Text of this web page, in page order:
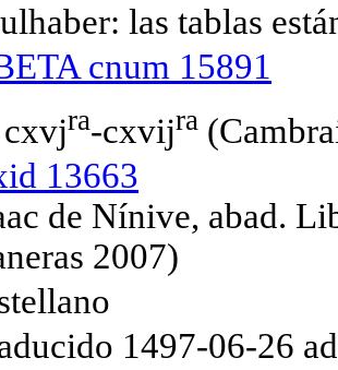
las tablas
cnum 15891
ra-cxvijra
13663
de Nínive, abad.
2007)
1497-06-26